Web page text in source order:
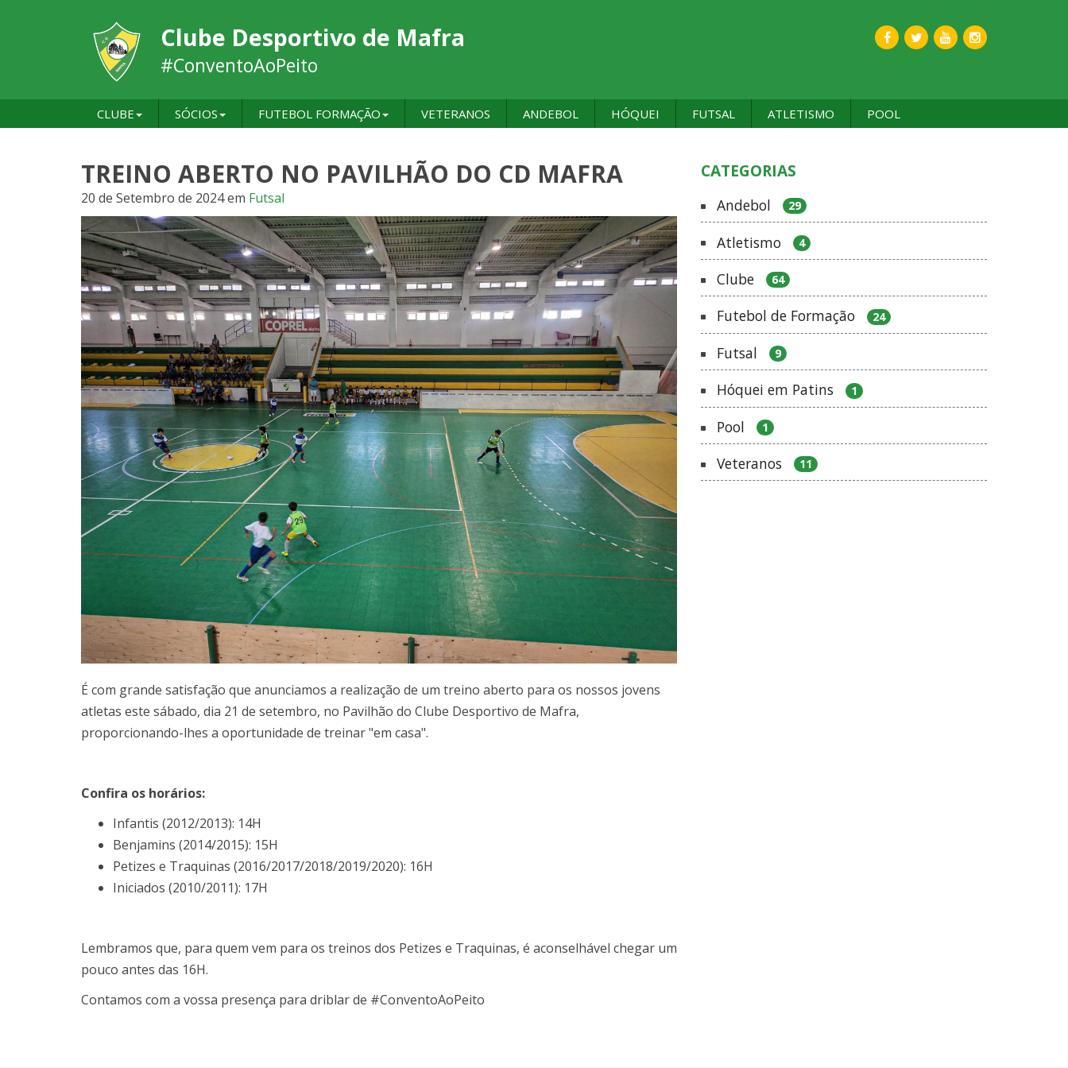
Clube Desportivo de Mafra
#ConventoAoPeito
CLUBE SÓCIOS FUTEBOL FORMAÇÃO VETERANOS ANDEBOL HÓQUEI FUTSAL ATLETISMO POOL
TREINO ABERTO NO PAVILHÃO DO CD MAFRA
20 de Setembro de 2024em Futsal
É com grande satisfação que anunciamos a realização de um treino aberto para os nossos jovens
atletas este sábado, dia 21 de setembro, no Pavilhão do Clube Desportivo de Mafra,
proporcionando-lhes a oportunidade de treinar "em casa".
Confira os horários:
Infantis (2012/2013): 14H
Benjamins (2014/2015): 15H
Petizes e Traquinas (2016/2017/2018/2019/2020): 16H
Iniciados (2010/2011): 17H
Lembramos que, para quem vem para os treinos dos Petizes e Traquinas, é aconselhável chegar um
pouco antes das 16H.
Contamos com a vossa presença para driblar de #ConventoAoPeito
CATEGORIAS
Andebol 29
Atletismo 4
Clube 64
Futebol de Formação 24
Futsal 9
Hóquei em Patins 1
Pool 1
Veteranos 11